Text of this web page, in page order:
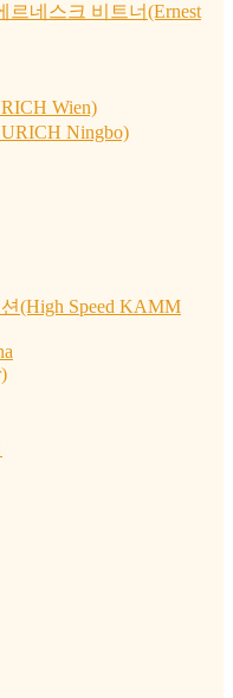
르네스크 비트너(Ernest
Wien)
Ningbo)
(High Speed KAMM